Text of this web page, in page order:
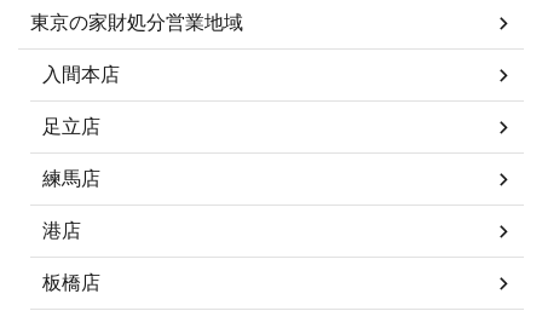
東京の家財処分営業地域
入間本店
足立店
練馬店
港店
板橋店